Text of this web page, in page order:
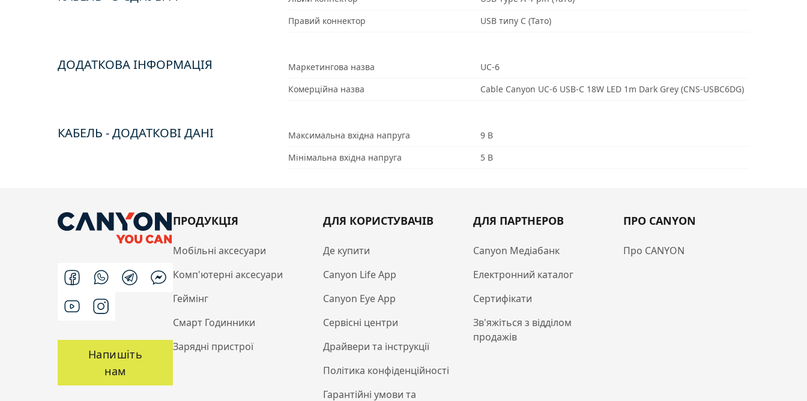
Правий коннектор
USB типу C (Тато)
ДОДАТКОВА ІНФОРМАЦІЯ Маркетингова назва
UC-6
Комерційна назва
Cable Canyon UC-6 USB-C 18W LED 1m Dark Grey (CNS-USBC6DG)
КАБЕЛЬ - ДОДАТКОВІ ДАНІ Максимальна вхідна напруга
9 В
Мінімальна вхідна напруга
5 В
Напишіть
нам
ПРОДУКЦІЯ
Мобільні аксесуари
Комп'ютерні аксесуари
Геймінг
Смарт Годинники
Зарядні пристрої
ДЛЯ КОРИСТУВАЧІВ
Де купити
Canyon Life App
Canyon Eye App
Сервісні центри
Драйвери та інструкції
Політика конфіденційності
Гарантійні умови та
ДЛЯ ПАРТНЕРОВ
Canyon Медіабанк
Електронний каталог
Сертифікати
Зв'яжіться з відділом
продажів
ПРО CANYON
Про CANYON